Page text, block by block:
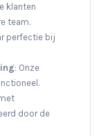
klanten
team.
perfectie bij
: Onze
door de